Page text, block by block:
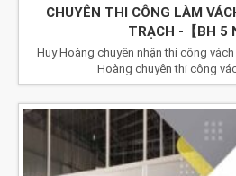
CHUYÊN THI CÔNG LÀM
TRẠCH -【BH 5
Huy Hoàng chuyên nhận thi công
Hoàng chuyên thi công